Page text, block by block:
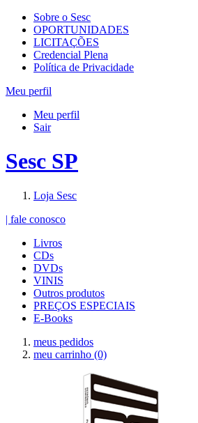
Sobre o Sesc
OPORTUNIDADES
LICITAÇÕES
Credencial Plena
Política de Privacidade
Meu perfil
Meu perfil
Sair
Sesc SP
Loja Sesc
| fale conosco
Livros
CDs
DVDs
VINIS
Outros produtos
PREÇOS ESPECIAIS
E-Books
meus pedidos
meu carrinho (0)